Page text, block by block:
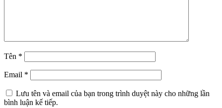
Tên *
Email *
Lưu tên và email của bạn trong trình duyệt này cho những lần
bình luận kế tiếp.